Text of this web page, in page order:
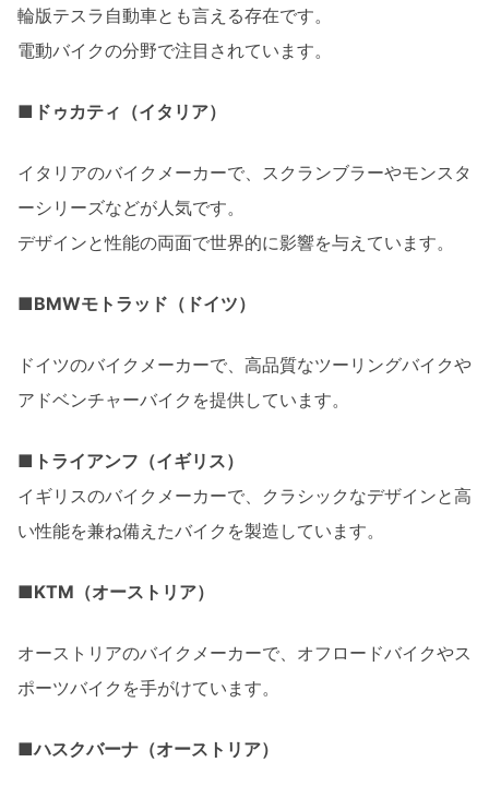
輪版テスラ自動車とも言える存在です。
電動バイクの分野で注目されています。
■ドゥカティ（イタリア）
イタリアのバイクメーカーで、スクランブラーやモンスタ
ーシリーズなどが人気です。
デザインと性能の両面で世界的に影響を与えています。
■BMWモトラッド（ドイツ）
ドイツのバイクメーカーで、高品質なツーリングバイクや
アドベンチャーバイクを提供しています。
■トライアンフ（イギリス）
イギリスのバイクメーカーで、クラシックなデザインと高
い性能を兼ね備えたバイクを製造しています。
■KTM（オーストリア）
オーストリアのバイクメーカーで、オフロードバイクやス
ポーツバイクを手がけています。
■ハスクバーナ（オーストリア）